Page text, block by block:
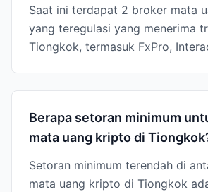
Saat ini terdapat 2 broker mata
yang teregulasi yang menerima
Tiongkok, termasuk FxPro,
Berapa setoran minimum
mata uang kripto di
Setoran minimum terendah di
mata uang kripto di Tiongkok